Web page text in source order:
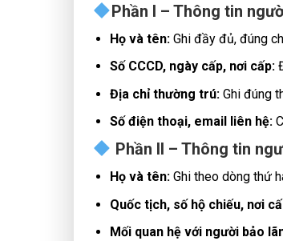
Phần I – Thông tin
Họ và tên:Ghi đầy đủ, đúng
Số CCCD, ngày cấp, nơi cấp:
Địa chỉ thường trú:Ghi đúng
Số điện thoại, email liên hệ:
Phần II – Thông tin
Họ và tên:Ghi theo dòng thứ
Quốc tịch, số hộ chiếu, nơi
Mối quan hệ với người bảo